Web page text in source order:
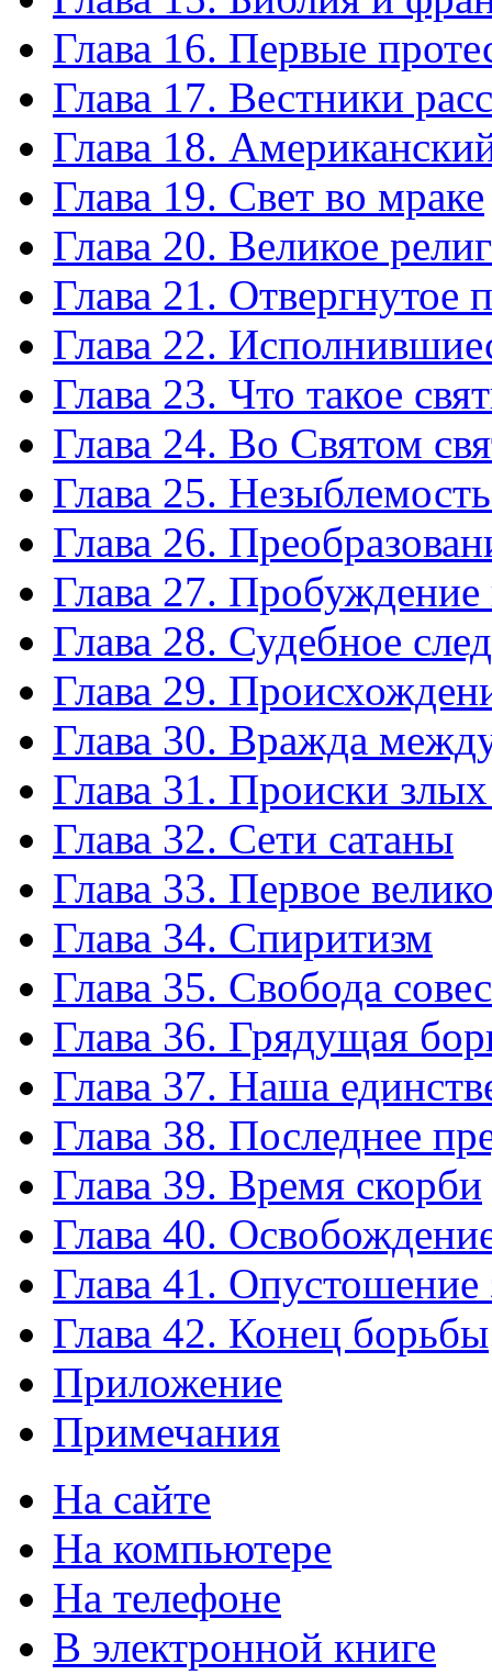
Глава 16. Первые
Глава 17. Вестники
Глава 18.
Глава 19. Свет во мраке
Глава 20. Великое
Глава 21. Отвергнутое
Глава 22.
Глава 23. Что такое
Глава 24. Во Святом
Глава 25.
Глава 26.
Глава 27.
Глава 28. Судебное
Глава 29.
Глава 30. Вражда
Глава 31. Происки
Глава 32. Сети сатаны
Глава 33. Первое
Глава 34. Спиритизм
Глава 35. Свобода
Глава 36. Грядущая
Глава 37. Наша
Глава 38. Последнее
Глава 39. Время скорби
Глава 40.
Глава 41. Опустошение
Глава 42. Конец борьбы
Приложение
Примечания
На сайте
На компьютере
На телефоне
В электронной книге